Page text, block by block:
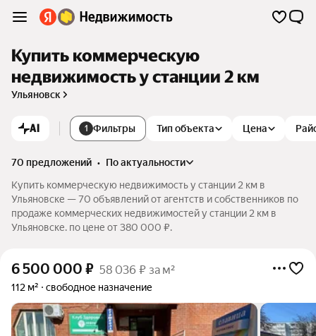
Купить коммерческую
недвижимость у станции 2 км
Ульяновск
AI 1 Фильтры Тип объекта Цена
70 предложений •
по актуальности
Купить коммерческую недвижимость у станции 2 км в
Ульяновске — 70 объявлений от агентств и собственников по
продаже коммерческих недвижимостей у станции 2 км в
Ульяновске. по цене от 380 000 ₽.
6 500 000 ₽ 58 036 ₽ за м²
112 м² свободное назначение